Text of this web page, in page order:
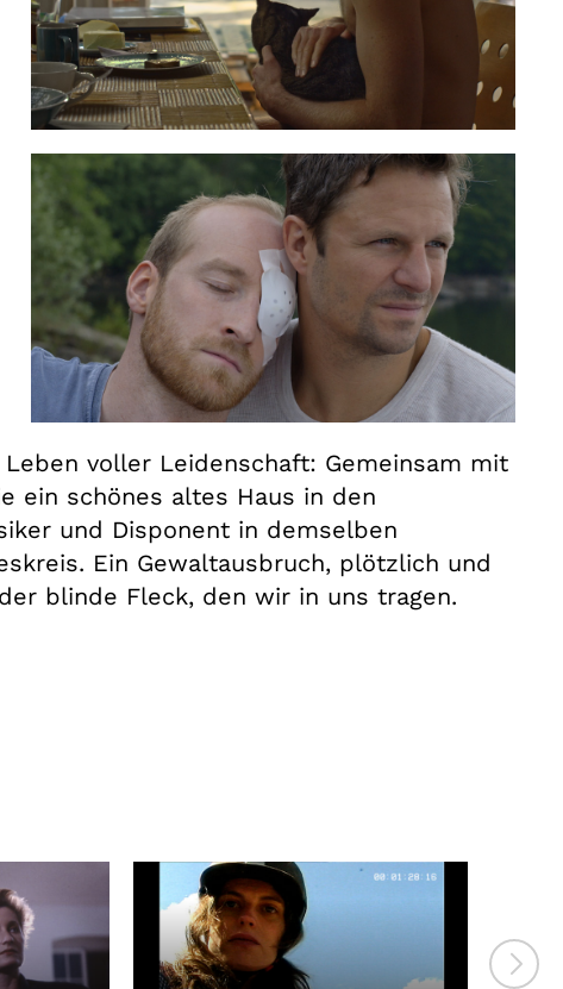
voller Leidenschaft: Gemeinsam mit
ein schönes altes Haus in den
und Disponent in demselben
Ein Gewaltausbruch, plötzlich und
blinde Fleck, den wir in uns tragen.